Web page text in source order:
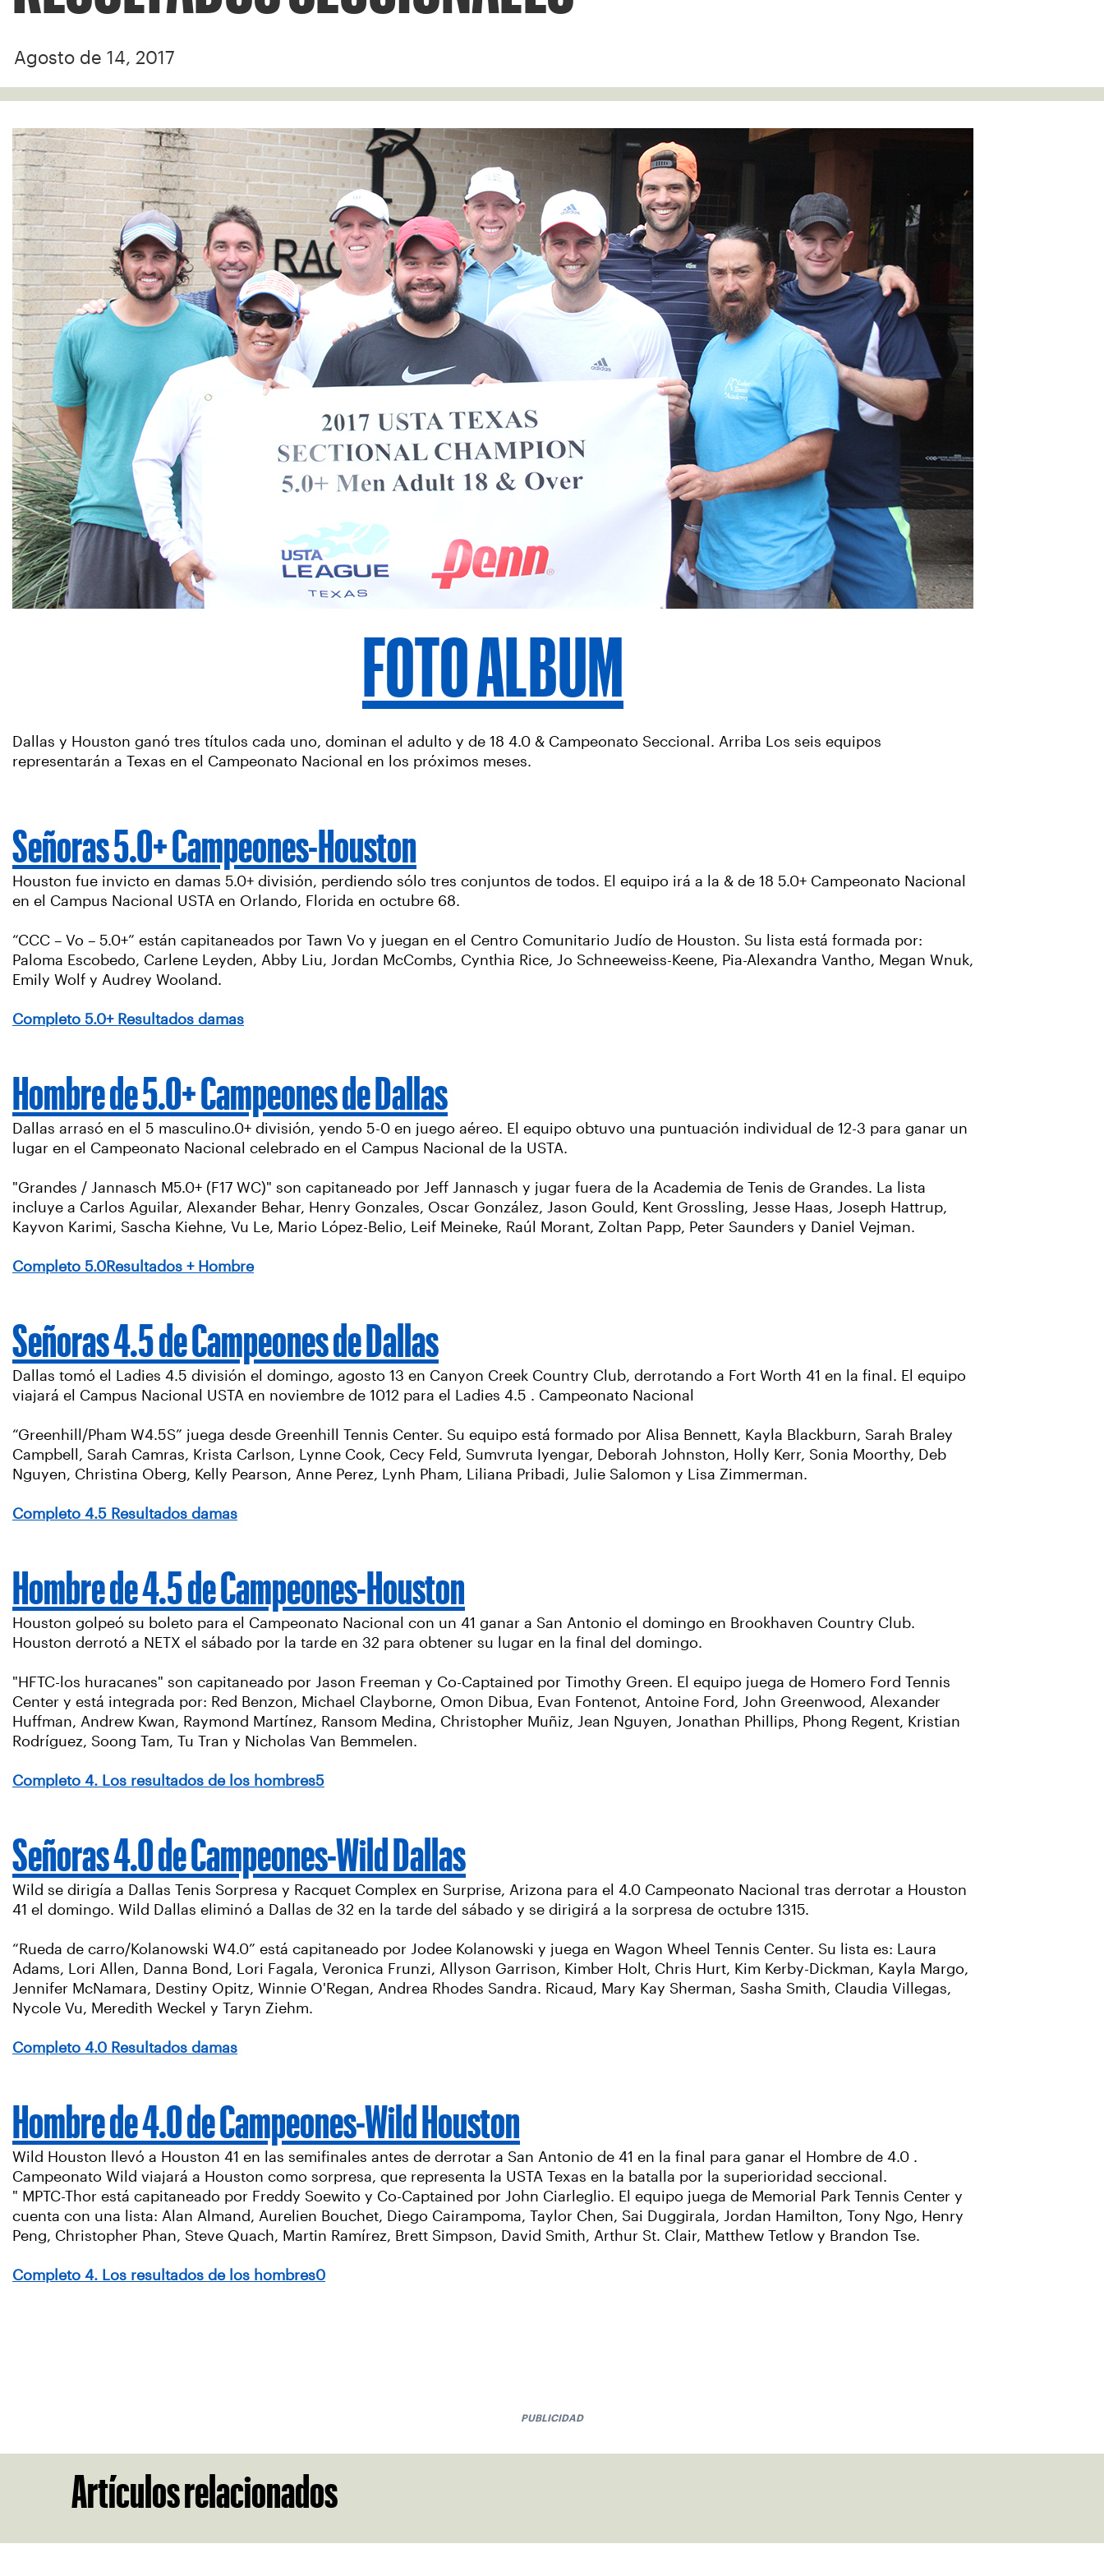
Agosto de 14, 2017
FOTO ALBUM
Dallas y Houston ganó tres títulos cada uno, dominan el adulto y de 18 4.0 & Campeonato Seccional. Arriba Los seis equipos
representarán a Texas en el Campeonato Nacional en los próximos meses.
Señoras 5.0+ Campeones-Houston
Houston fue invicto en damas 5.0+ división, perdiendo sólo tres conjuntos de todos. El equipo irá a la & de 18 5.0+ Campeonato Nacional
en el Campus Nacional USTA en Orlando, Florida en octubre 68.
“CCC – Vo – 5.0+” están capitaneados por Tawn Vo y juegan en el Centro Comunitario Judío de Houston. Su lista está formada por:
Paloma Escobedo, Carlene Leyden, Abby Liu, Jordan McCombs, Cynthia Rice, Jo Schneeweiss-Keene, Pia-Alexandra Vantho, Megan Wnuk,
Emily Wolf y Audrey Wooland.
Completo 5.0+ Resultados damas
Hombre de 5.0+ Campeones de Dallas
Dallas arrasó en el 5 masculino.0+ división, yendo 5-0 en juego aéreo. El equipo obtuvo una puntuación individual de 12-3 para ganar un
lugar en el Campeonato Nacional celebrado en el Campus Nacional de la USTA.
"Grandes / Jannasch M5.0+ (F17 WC)" son capitaneado por Jeff Jannasch y jugar fuera de la Academia de Tenis de Grandes. La lista
incluye a Carlos Aguilar, Alexander Behar, Henry Gonzales, Oscar González, Jason Gould, Kent Grossling, Jesse Haas, Joseph Hattrup,
Kayvon Karimi, Sascha Kiehne, Vu Le, Mario López-Belio, Leif Meineke, Raúl Morant, Zoltan Papp, Peter Saunders y Daniel Vejman.
Completo 5.0Resultados + Hombre
Señoras 4.5 de Campeones de Dallas
Dallas tomó el Ladies 4.5 división el domingo, agosto 13 en Canyon Creek Country Club, derrotando a Fort Worth 41 en la final. El equipo
viajará el Campus Nacional USTA en noviembre de 1012 para el Ladies 4.5 . Campeonato Nacional
“Greenhill/Pham W4.5S” juega desde Greenhill Tennis Center. Su equipo está formado por Alisa Bennett, Kayla Blackburn, Sarah Braley
Campbell, Sarah Camras, Krista Carlson, Lynne Cook, Cecy Feld, Sumvruta Iyengar, Deborah Johnston, Holly Kerr, Sonia Moorthy, Deb
Nguyen, Christina Oberg, Kelly Pearson, Anne Perez, Lynh Pham, Liliana Pribadi, Julie Salomon y Lisa Zimmerman.
Completo 4.5 Resultados damas
Hombre de 4.5 de Campeones-Houston
Houston golpeó su boleto para el Campeonato Nacional con un 41 ganar a San Antonio el domingo en Brookhaven Country Club.
Houston derrotó a NETX el sábado por la tarde en 32 para obtener su lugar en la final del domingo.
"HFTC-los huracanes" son capitaneado por Jason Freeman y Co-Captained por Timothy Green. El equipo juega de Homero Ford Tennis
Center y está integrada por: Red Benzon, Michael Clayborne, Omon Dibua, Evan Fontenot, Antoine Ford, John Greenwood, Alexander
Huffman, Andrew Kwan, Raymond Martínez, Ransom Medina, Christopher Muñiz, Jean Nguyen, Jonathan Phillips, Phong Regent, Kristian
Rodríguez, Soong Tam, Tu Tran y Nicholas Van Bemmelen.
Completo 4. Los resultados de los hombres5
Señoras 4.0 de Campeones-Wild Dallas
Wild se dirigía a Dallas Tenis Sorpresa y Racquet Complex en Surprise, Arizona para el 4.0 Campeonato Nacional tras derrotar a Houston
41 el domingo. Wild Dallas eliminó a Dallas de 32 en la tarde del sábado y se dirigirá a la sorpresa de octubre 1315.
“Rueda de carro/Kolanowski W4.0” está capitaneado por Jodee Kolanowski y juega en Wagon Wheel Tennis Center. Su lista es: Laura
Adams, Lori Allen, Danna Bond, Lori Fagala, Veronica Frunzi, Allyson Garrison, Kimber Holt, Chris Hurt, Kim Kerby-Dickman, Kayla Margo,
Jennifer McNamara, Destiny Opitz, Winnie O'Regan, Andrea Rhodes Sandra. Ricaud, Mary Kay Sherman, Sasha Smith, Claudia Villegas,
Nycole Vu, Meredith Weckel y Taryn Ziehm.
Completo 4.0 Resultados damas
Hombre de 4.0 de Campeones-Wild Houston
Wild Houston llevó a Houston 41 en las semifinales antes de derrotar a San Antonio de 41 en la final para ganar el Hombre de 4.0 .
Campeonato Wild viajará a Houston como sorpresa, que representa la USTA Texas en la batalla por la superioridad seccional.
" MPTC-Thor está capitaneado por Freddy Soewito y Co-Captained por John Ciarleglio. El equipo juega de Memorial Park Tennis Center y
cuenta con una lista: Alan Almand, Aurelien Bouchet, Diego Cairampoma, Taylor Chen, Sai Duggirala, Jordan Hamilton, Tony Ngo, Henry
Peng, Christopher Phan, Steve Quach, Martin Ramírez, Brett Simpson, David Smith, Arthur St. Clair, Matthew Tetlow y Brandon Tse.
Completo 4. Los resultados de los hombres0
PUBLICIDAD
Artículos relacionados